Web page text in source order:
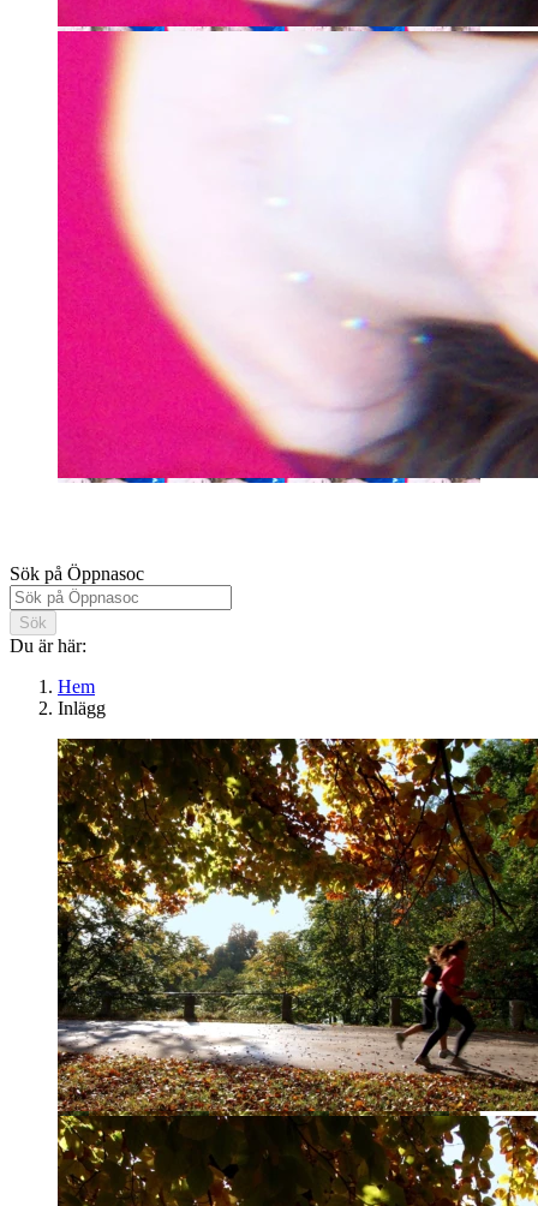
Sök på Öppnasoc
Sök
Du är här:
Hem
Inlägg